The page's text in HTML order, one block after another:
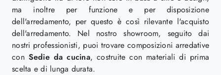
ma inoltre per funzione e per disposizione
dell'arredamento, per questo è così rilevante l'acquisto
dell'arredamento. Nel nostro showroom, seguito dai
nostri professionisti, puoi trovare composizioni arredative
con Sedie da cucina, costruite con materiali di prima
scelta e di lunga durata.